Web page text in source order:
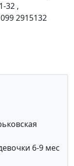
32 ,
2915132
6-9 мес